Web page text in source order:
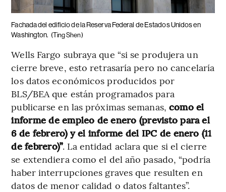
Fachada del edificio de la Reserva Federal de Estados Unidos en
Washington. (Ting Shen)
Wells Fargo subraya que “si se produjera un
cierre breve, esto retrasaría pero no cancelaría
los datos económicos producidos por
BLS/BEA que están programados para
publicarse en las próximas semanas, como el
informe de empleo de enero (previsto para el
6 de febrero) y el informe del IPC de enero (11
de febrero)”. La entidad aclara que si el cierre
se extendiera como el del año pasado, “podría
haber interrupciones graves que resulten en
datos de menor calidad o datos faltantes”.